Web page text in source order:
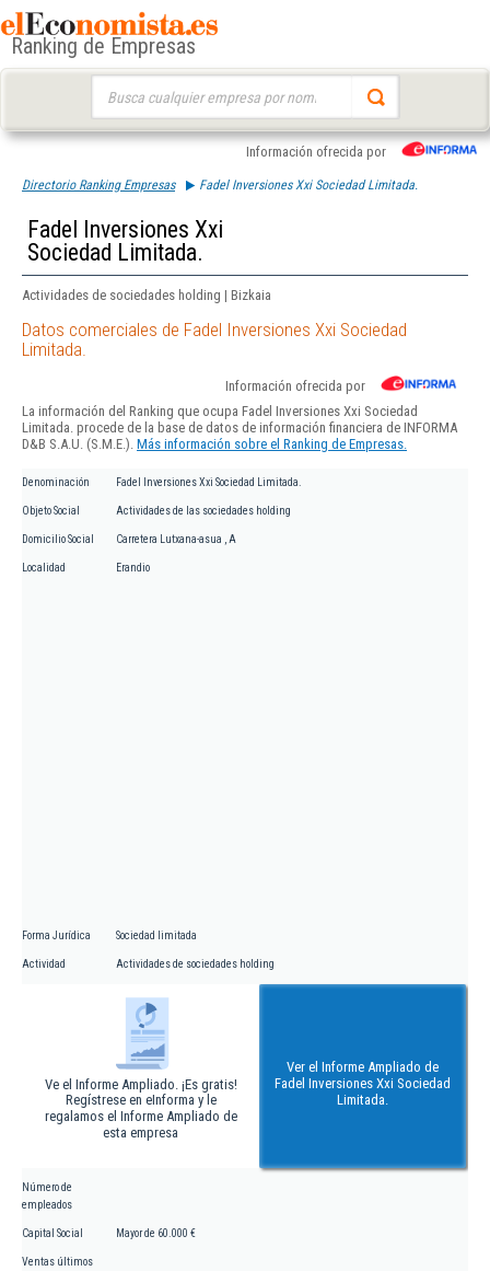
Ranking de Empresas
Información ofrecida por
Directorio Ranking Empresas Fadel Inversiones Xxi Sociedad Limitada.
Fadel Inversiones Xxi
Sociedad Limitada.
Actividades de sociedades holding | Bizkaia
Datos comerciales de Fadel Inversiones Xxi Sociedad
Limitada.
Información ofrecida por
La información del Ranking que ocupa Fadel Inversiones Xxi Sociedad
Limitada. procede de la base de datos de información financiera de INFORMA
D&B S.A.U. (S.M.E.). Más información sobre el Ranking de Empresas.
Denominación Fadel Inversiones Xxi Sociedad Limitada.
Objeto Social Actividades de las sociedades holding
Domicilio Social Carretera Lutxana-asua , A
Localidad Erandio
Forma Jurídica Sociedad limitada
Actividad Actividades de sociedades holding
Ve el Informe Ampliado. ¡Es gratis!
Regístrese en eInforma y le
regalamos el Informe Ampliado de
esta empresa
Ver el Informe Ampliado de
Fadel Inversiones Xxi Sociedad
Limitada.
Número de
empleados
Capital Social Mayor de 60.000 €
Ventas últimos